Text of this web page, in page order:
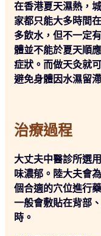
在香港夏天濕熱，
家都只能大多時間
多飲水，但不一定
體並不能於夏天順
症狀。而做天灸就
避免身體因水濕留
治療過程
大丈夫中醫診所選
味濃郁。陸大夫會
個合適的穴位進行
一般會敷貼在背部
時。